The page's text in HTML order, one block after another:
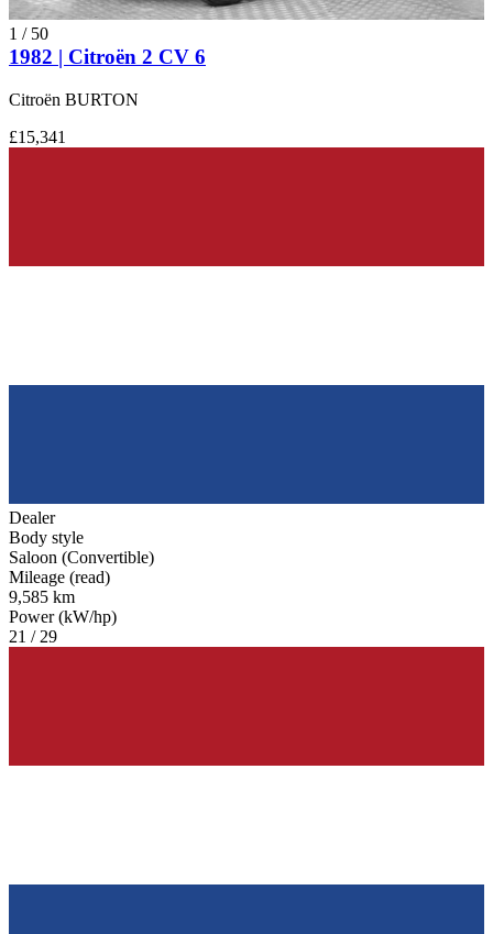
1 / 50
1982 | Citroën 2 CV 6
Citroën BURTON
£15,341
Dealer
Body style
Saloon (Convertible)
Mileage (read)
9,585 km
Power (kW/hp)
21 / 29